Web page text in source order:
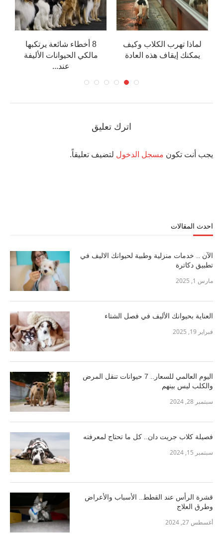
لماذا تهرب الكلاب وكيف
يمكنك إيقاف هذه العادة
8 أخطاء شائعة يرتكبها
مالكي الحيوانات الأليفة
عند...
اترك تعليق
يجب أنت تكون مسجل الدخول لتضيف تعليقاً.
احدث المقالات
الآن .. خدمات منزلية وطبية لحيوانك الاليف في
تطبيق دكاترة
مارس 1, 2025
العناية بحيوانك الأليف في فصل الشتاء
فبراير 19, 2025
اليوم العالمي للسعار.. 7 حيوانات تنقل المرض
والكلب ليس بينهم
سبتمبر 28, 2024
فصيلة كلاب جريت دان.. كل ما تحتاج لمعرفته
سبتمبر 15, 2024
قشرة الرأس عند القطط.. الأسباب والأعراض
وطرق العلاج
أغسطس 27, 2024